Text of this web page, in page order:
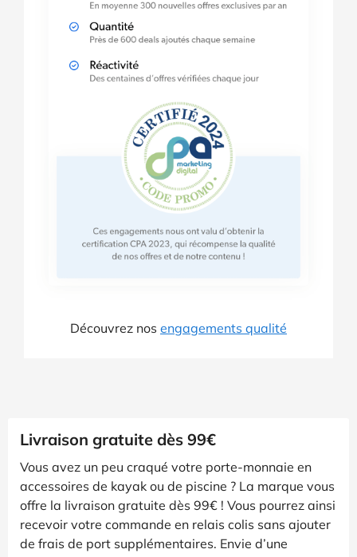
Découvrez nos engagements qualité
Livraison gratuite dès 99€
Vous avez un peu craqué votre porte-monnaie en
accessoires de kayak ou de piscine ? La marque vous
offre la livraison gratuite dès 99€ ! Vous pourrez ainsi
recevoir votre commande en relais colis sans ajouter
de frais de port supplémentaires. Envie d’une